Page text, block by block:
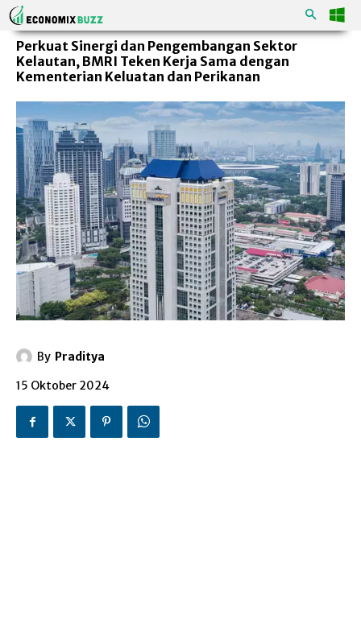
Perkuat Sinergi dan Pengembangan Sektor
Kelautan, BMRI Teken Kerja Sama dengan
Kementerian Keluatan dan Perikanan
By Praditya
15 Oktober 2024